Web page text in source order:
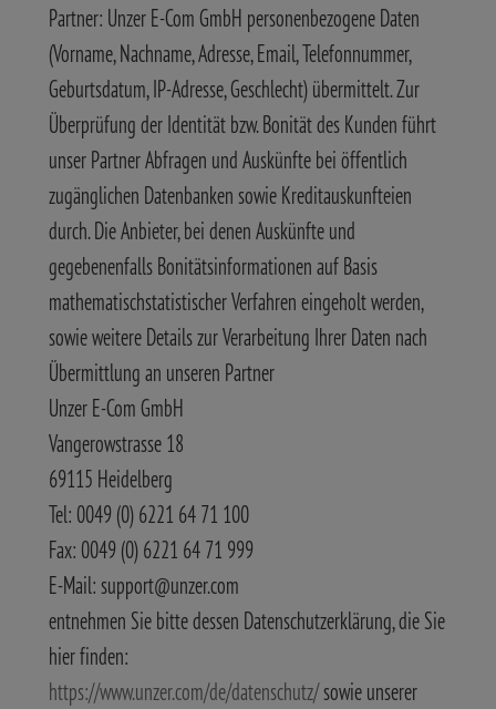
Partner: Unzer E-Com GmbH personenbezogene Daten
(Vorname, Nachname, Adresse, Email, Telefonnummer,
Geburtsdatum, IP-Adresse, Geschlecht) übermittelt. Zur
Überprüfung der Identität bzw. Bonität des Kunden führt
unser Partner Abfragen und Auskünfte bei öffentlich
zugänglichen Datenbanken sowie Kreditauskunfteien
durch. Die Anbieter, bei denen Auskünfte und
gegebenenfalls Bonitätsinformationen auf Basis
mathematischstatistischer Verfahren eingeholt werden,
sowie weitere Details zur Verarbeitung Ihrer Daten nach
Übermittlung an unseren Partner
Unzer E-Com GmbH
Vangerowstrasse 18
69115 Heidelberg
Tel: 0049 (0) 6221 64 71 100
Fax: 0049 (0) 6221 64 71 999
E-Mail: support@unzer.com
entnehmen Sie bitte dessen Datenschutzerklärung, die Sie
hier finden:
https://www.unzer.com/de/datenschutz/sowie unserer